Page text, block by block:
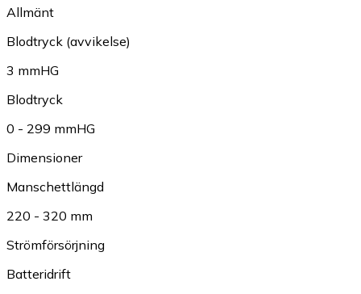
Allmänt
Blodtryck (avvikelse)
3 mmHG
Blodtryck
0 - 299 mmHG
Dimensioner
Manschettlängd
220 - 320 mm
Strömförsörjning
Batteridrift